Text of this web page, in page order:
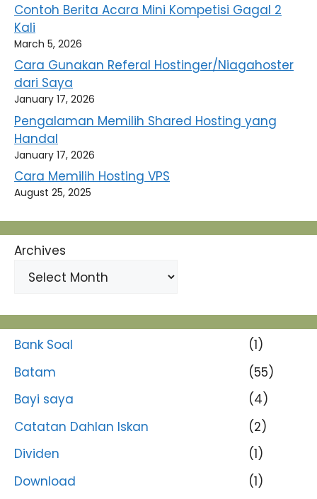
Contoh Berita Acara Mini Kompetisi Gagal 2
Kali
March 5, 2026
Cara Gunakan Referal Hostinger/Niagahoster
dari Saya
January 17, 2026
Pengalaman Memilih Shared Hosting yang
Handal
January 17, 2026
Cara Memilih Hosting VPS
August 25, 2025
Archives
Bank Soal
(1)
Batam
(55)
Bayi saya
(4)
Catatan Dahlan Iskan
(2)
Dividen
(1)
Download
(1)